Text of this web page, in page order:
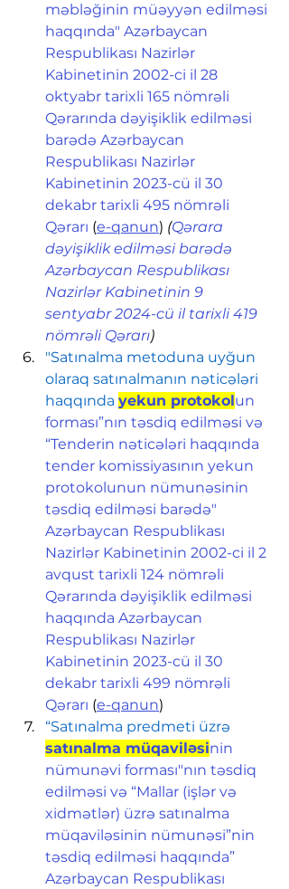
məbləğinin müəyyən edilməsi
haqqında" Azərbaycan
Respublikası Nazirlər
Kabinetinin 2002-ci il 28
oktyabr tarixli 165 nömrəli
Qərarında dəyişiklik edilməsi
barədə Azərbaycan
Respublikası Nazirlər
Kabinetinin 2023-cü il 30
dekabr tarixli 495 nömrəli
Qərarı (e-qanun) (Qərara
dəyişiklik edilməsi barədə
Azərbaycan Respublikası
Nazirlər Kabinetinin 9
sentyabr 2024-cü il tarixli 419
nömrəli Qərarı)
"Satınalma metoduna uyğun
olaraq satınalmanın nəticələri
haqqında yekun protokolun
forması”nın təsdiq edilməsi və
“Tenderin nəticələri haqqında
tender komissiyasının yekun
protokolunun nümunəsinin
təsdiq edilməsi barədə"
Azərbaycan Respublikası
Nazirlər Kabinetinin 2002-ci il 2
avqust tarixli 124 nömrəli
Qərarında dəyişiklik edilməsi
haqqında Azərbaycan
Respublikası Nazirlər
Kabinetinin 2023-cü il 30
dekabr tarixli 499 nömrəli
Qərarı (e-qanun)
“Satınalma predmeti üzrə
satınalma müqaviləsinin
nümunəvi forması"nın təsdiq
edilməsi və “Mallar (işlər və
xidmətlər) üzrə satınalma
müqaviləsinin nümunəsi”nin
təsdiq edilməsi haqqında”
Azərbaycan Respublikası